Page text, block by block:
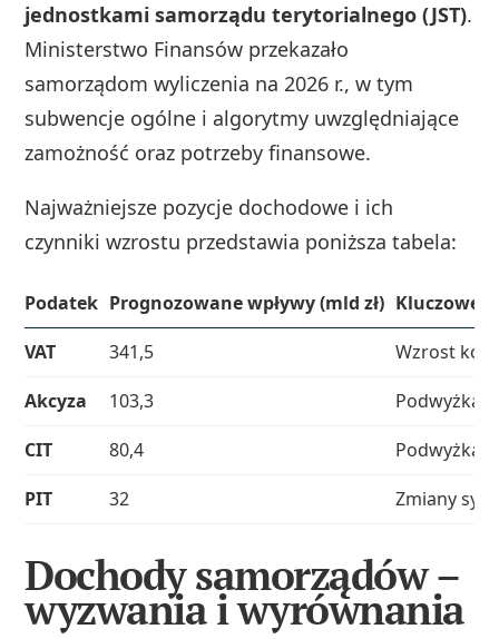
jednostkami samorządu terytorialnego (JST).
Ministerstwo Finansów przekazało
samorządom wyliczenia na 2026 r., w tym
subwencje ogólne i algorytmy uwzględniające
zamożność oraz potrzeby finansowe.
Najważniejsze pozycje dochodowe i ich
czynniki wzrostu przedstawia poniższa tabela:
Podatek Prognozowane wpływy (mld zł) Kluczowe
VAT
341,5
Wzrost
Akcyza
103,3
Podwyżka
CIT
80,4
Podwyżka
PIT
32 Zmiany
Dochody samorządów –
wyzwania i wyrównania